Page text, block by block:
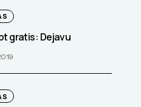
gratis: Dejavu